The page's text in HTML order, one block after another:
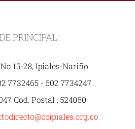
PRINCIPAL :
15-28, Ipiales-Nariño
7732465 - 602 7734247
Cod. Postal : 524060